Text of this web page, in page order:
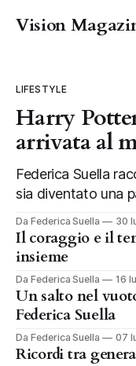
Vision
LIFESTYLE
Harry
arrivata al
Federica Suella
sia diventato una
Da Federica Suella 30
Il coraggio e il
insieme
Da Federica Suella 16
Un salto nel
Federica Suella
Da Federica Suella 07
Ricordi tra